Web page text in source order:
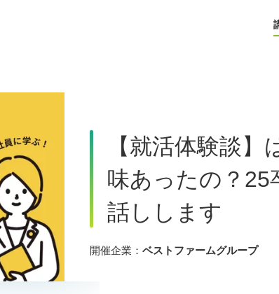
【就活体験談
味あったの？25
話しします
開催企業： ベストファームグループ